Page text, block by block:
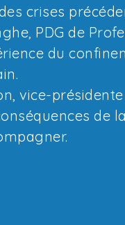
crises
PDG de
du
vice-
de